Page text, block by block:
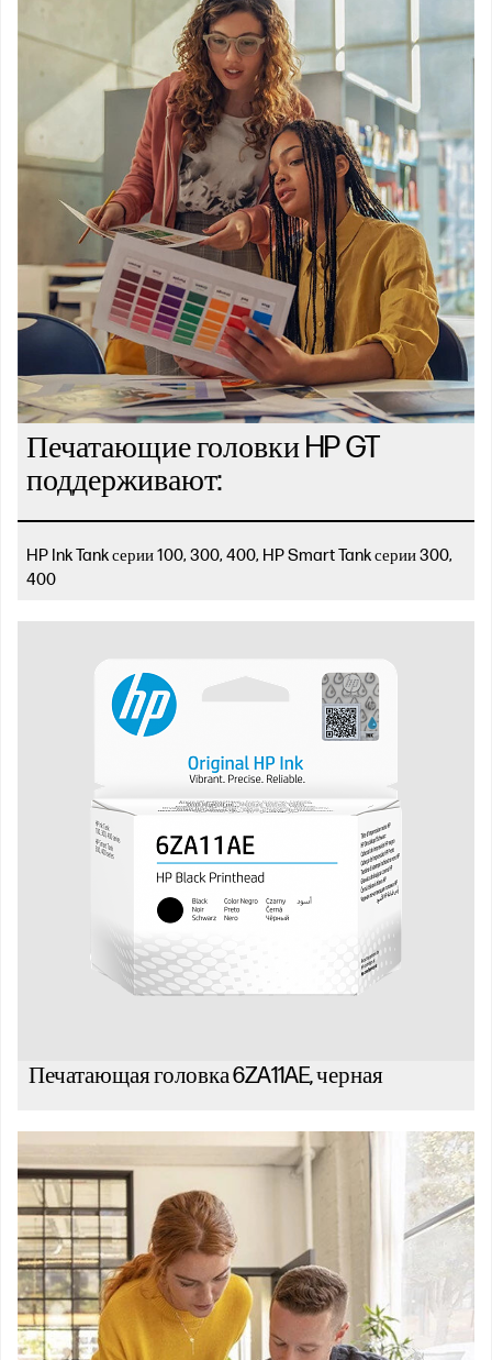
Печатающие головки HP GT
поддерживают:
HP Ink Tank серии 100, 300, 400, HP Smart Tank серии 300,
400
Печатающая головка 6ZA11AE, черная